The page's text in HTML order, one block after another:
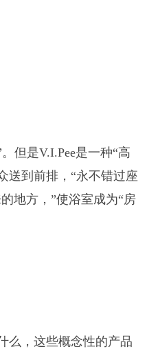
但是V.I.Pee是一种“高
送到前排，“永不错过座
地方，”使浴室成为“房
么，这些概念性的产品